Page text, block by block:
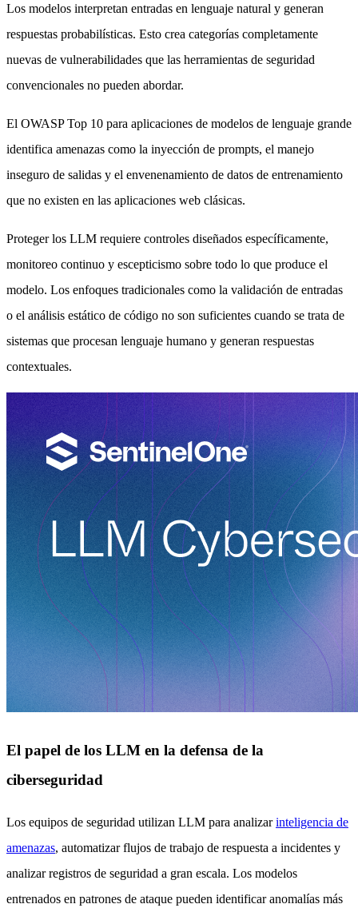
Los modelos interpretan entradas en lenguaje natural y generan
respuestas probabilísticas. Esto crea categorías completamente
nuevas de vulnerabilidades que las herramientas de seguridad
convencionales no pueden abordar.
El OWASP Top 10 para aplicaciones de modelos de lenguaje grande
identifica amenazas como la inyección de prompts, el manejo
inseguro de salidas y el envenenamiento de datos de entrenamiento
que no existen en las aplicaciones web clásicas.
Proteger los LLM requiere controles diseñados específicamente,
monitoreo continuo y escepticismo sobre todo lo que produce el
modelo. Los enfoques tradicionales como la validación de entradas
o el análisis estático de código no son suficientes cuando se trata de
sistemas que procesan lenguaje humano y generan respuestas
contextuales.
El papel de los LLM en la defensa de la
ciberseguridad
Los equipos de seguridad utilizan LLM para analizarinteligencia de
amenazas, automatizar flujos de trabajo de respuesta a incidentes y
analizar registros de seguridad a gran escala. Los modelos
entrenados en patrones de ataque pueden identificar anomalías más